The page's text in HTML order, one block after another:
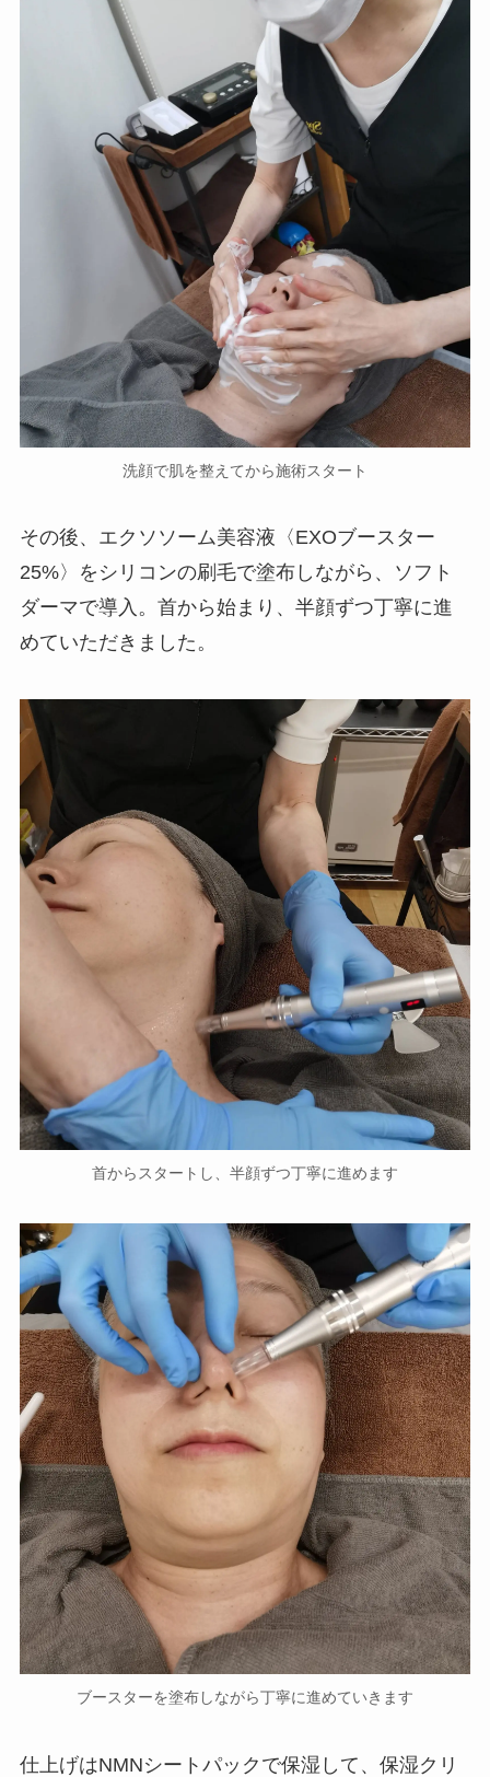
洗顔で肌を整えてから施術スタート
その後、エクソソーム美容液〈EXOブースター
25%〉をシリコンの刷毛で塗布しながら、ソフト
ダーマで導入。首から始まり、半顔ずつ丁寧に進
めていただきました。
首からスタートし、半顔ずつ丁寧に進めます
ブースターを塗布しながら丁寧に進めていきます
仕上げはNMNシートパックで保湿して、保湿クリ